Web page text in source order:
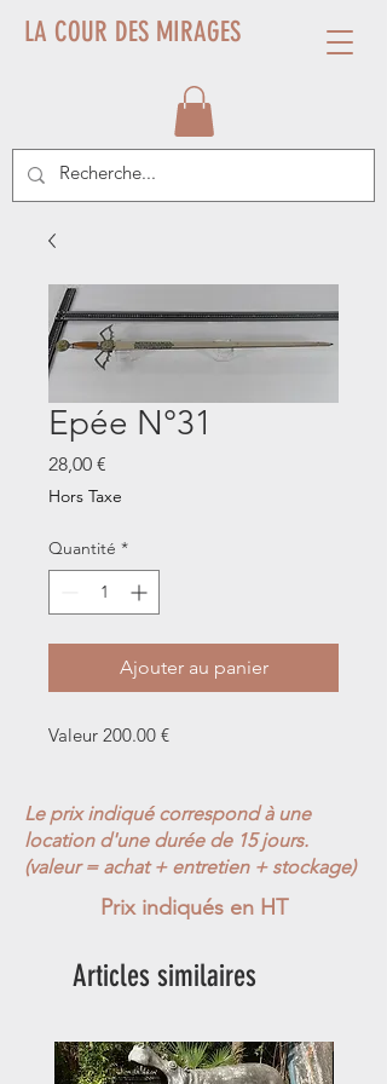
LA COUR DES MIRAGES
Epée N°31
28,00 €
Hors Taxe
Quantité *
Ajouter au panier
Valeur 200.00 €
Le prix indiqué correspond à une
location d'une durée de 15 jours.
(valeur = achat + entretien + stockage)
Prix indiqués en HT
Articles similaires